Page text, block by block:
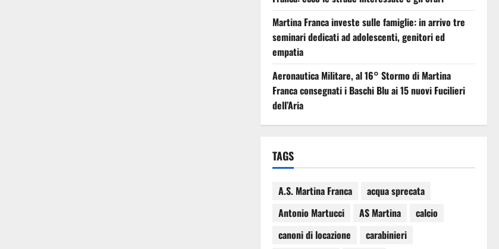
Martina Franca investe sulle famiglie: in arrivo tre
seminari dedicati ad adolescenti, genitori ed
empatia
Aeronautica Militare, al 16° Stormo di Martina
Franca consegnati i Baschi Blu ai 15 nuovi Fucilieri
dell’Aria
TAGS
A.S. Martina Franca
acqua sprecata
Antonio Martucci
AS Martina
calcio
canoni di locazione
carabinieri